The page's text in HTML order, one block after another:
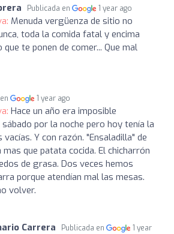
Publicada en 1 year ago
Menuda vergüenza de sitio no
toda la comida fatal y encima
te ponen de comer... Que mal
1 year ago
Hace un año era imposible
por la noche pero hoy tenía la
Y con razón. "Ensaladilla" de
que patata cocida. El chicharrón
de grasa. Dos veces hemos
porque atendían mal las mesas.
volver.
Carrera Publicada en
1 year